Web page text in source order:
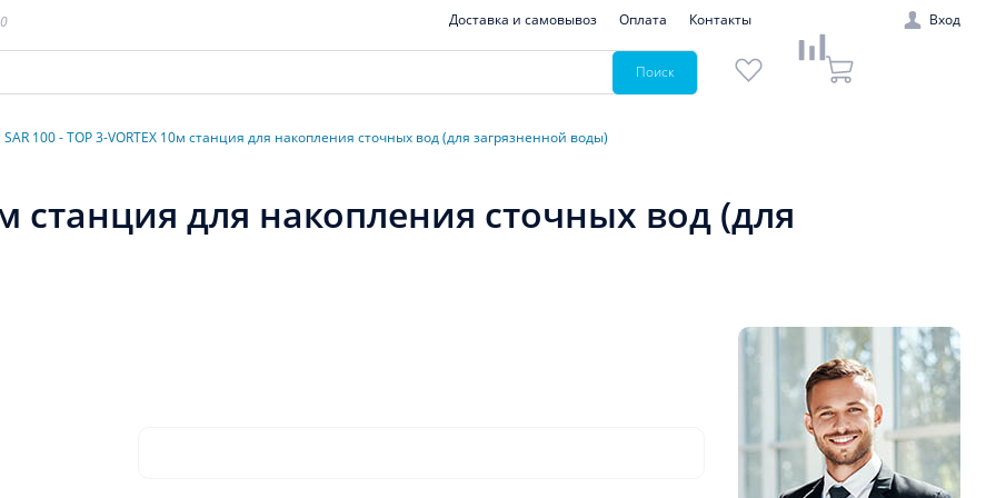
Доставка и самовывоз Оплата Контакты Вход
Поиск
SAR 100 - TOP 3-VORTEX 10м станция для накопления сточных вод (для загрязненной воды)
станция для накопления сточных вод (для